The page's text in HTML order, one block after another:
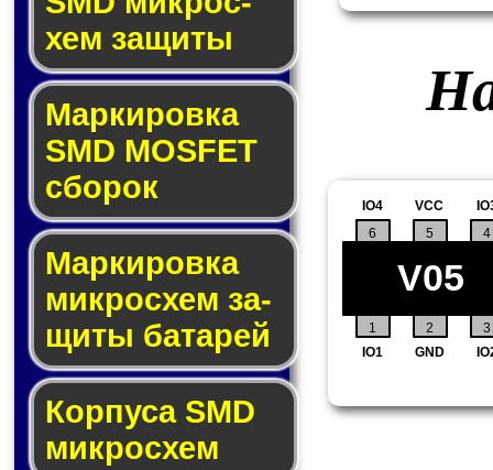
хем защиты
Мар­ки­ров­ка
SMD MOSFET
сбо­рок
Мар­ки­ров­ка
мик­ро­схем за­
щи­ты ба­та­рей
Корпуса SMD
мик­ро­схем
1 2 3
4
IO1 GND
VCC
5
6
IO4
V05